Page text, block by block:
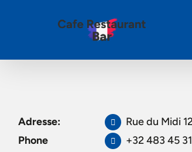
Adresse:
Rue du Midi
Phone
+32 483 45